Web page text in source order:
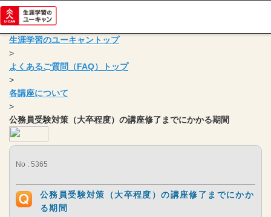
生涯学習のユーキャントップ
>
よくあるご質問（FAQ）トップ
>
各講座について
>
公務員受験対策（大卒程度）の講座修了までにかかる期間
No : 5365
公務員受験対策（大卒程度）の講座修了までにかか
る期間